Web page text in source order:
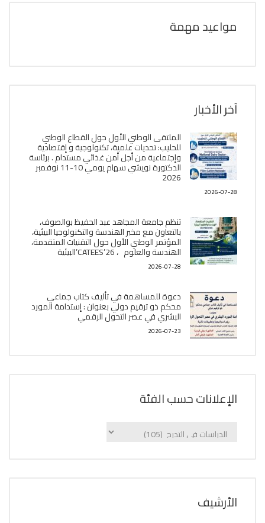
مواعيد مهمة
آخر الأخبار
الملتقى الوطني الأول حول القطاع الوطني
للحليب: تحديات علمية، تكنولوجية و إقتصادية
وإجتماعية من أجل أمن غذائي مستدام . برئاسة
الدكتورة نويشي سهام يومي 10-11 نوفمبر
2026
2026-07-28
تنظم جامعة المجاهد عبد الحفيظ بوالصوف،
بالتعاون مع مخبر الھندسة والتكنولوجيا البیئیة،
المؤتمر الوطني الأول حول التقنيات المتقدمة،
الھندسة والعلوم ، CATEES’26’البیئية
2026-07-28
دعوة للمساهمة في تأليف كتاب جماعي
محكم ذو ترقيم دولي بعنوان : إستدامة المورد
البشري في عصر التحول الرقمي
2026-07-23
الإعلانات حسب الفئة
الإعلانات
اﻷرشيف